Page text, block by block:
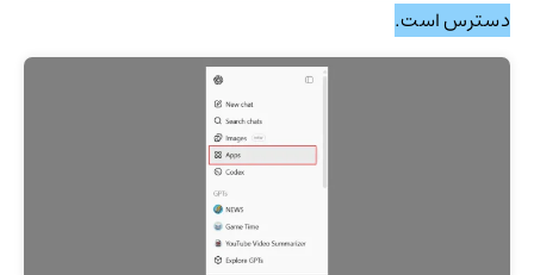
دسترس است.